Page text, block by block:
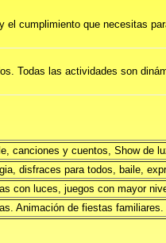
el cumplimiento que necesitas
Todas las actividades son
canciones y cuentos, Show de
disfraces para todos, baile,
con luces, juegos con mayor
Animación de fiestas familiares.